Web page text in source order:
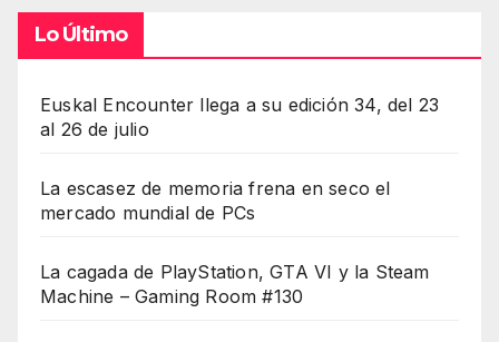
Lo Último
Euskal Encounter llega a su edición 34, del 23
al 26 de julio
La escasez de memoria frena en seco el
mercado mundial de PCs
La cagada de PlayStation, GTA VI y la Steam
Machine – Gaming Room #130